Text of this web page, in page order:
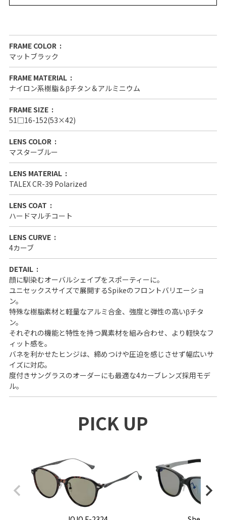
FRAME COLOR
マットブラック
FRAME MATERIAL
ナイロン系樹脂＆βチタン＆アルミニウム
FRAME SIZE
51□16-152(53×42)
LENS COLOR
マスターブルー
LENS MATERIAL
TALEX CR-39 Polarized
LENS COAT
ハードマルチコート
LENS CURVE
4カーブ
DETAIL
顔に馴染むオーバルシェイプをスポーティーに。
ユニセックスサイズで展開するSpikeのフロントバリエーショ
ン。
特殊な樹脂素材と軽量なアルミ合金、強度と弾性の高いβチタ
ン。
それぞれの機能と特性を持つ異素材を組み合わせ、より軽快なフ
ィット感を。
バネを利かせたヒンジは、締めつけや圧迫を感じさせず幅広いサ
イズに対応。
度付きサングラスのオーダーにも最適な4カーブレンズ採用モデ
ル。
PICK UP